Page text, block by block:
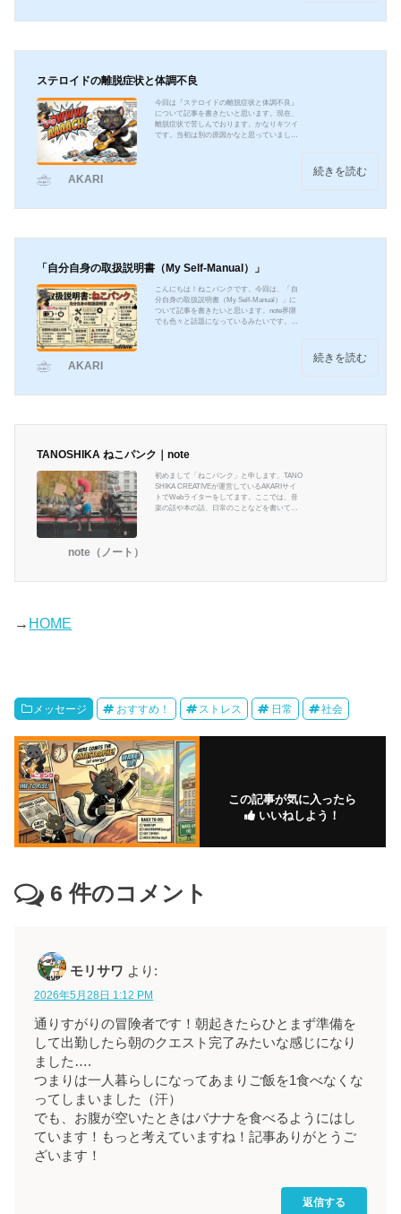
載された作品です。 競技かるたを題材に、漫
ステロイドの離脱症状と体調不良
今回は『ステロイドの離脱症状と体調不良』
について記事を書きたいと思います。現在、
離脱症状で苦しんでおります。かなりキツイ
です。当初は別の原因かなと思っていました
免疫疾患、血液疾患など多くの疾患・病態の
続きを読む
AKARI
「自分自身の取扱説明書（My Self-Manual）」
こんにちは！ねこパンクです。今回は、「自
分自身の取扱説明書（My Self-Manual）」に
ついて記事を書きたいと思います。note界隈
でも色々と話題になっているみたいです。生
み」と「弱点」について考えていきましょ
続きを読む
AKARI
TANOSHIKA ねこパンク｜note
初めまして「ねこパンク」と申します。TANO
SHIKA CREATIVEが運営しているAKARIサイ
トでWebライターをしてます。ここでは、音
楽の話や本の話、日常のことなどを書いてい
note（ノート）
→ HOME
メッセージ おすすめ！ ストレス 日常 社会
この記事が気に入ったら
いいねしよう！
6 件のコメント
モリサワ より:
2026年5月28日 1:12 PM
通りすがりの冒険者です！朝起きたらひとまず準備を
して出勤したら朝のクエスト完了みたいな感じになり
ました….
つまりは一人暮らしになってあまりご飯を1食べなくな
ってしまいました（汗）
でも、お腹が空いたときはバナナを食べるようにはし
ています！もっと考えていますね！記事ありがとうご
ざいます！
返信する